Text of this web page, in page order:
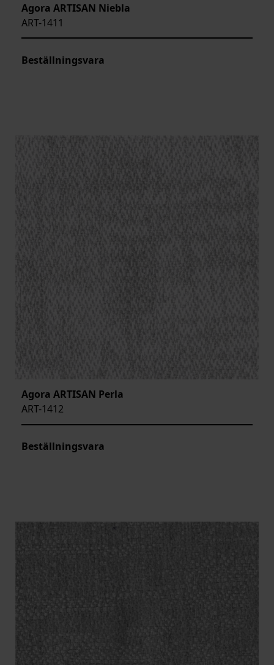
Agora ARTISAN Niebla
ART-1411
Beställningsvara
Agora ARTISAN Perla
ART-1412
Beställningsvara